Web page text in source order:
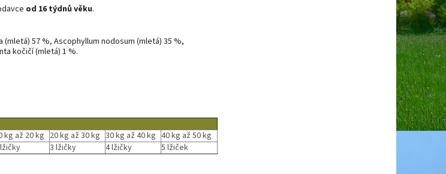
od 16 týdnů věku.
57 %, Ascophyllum nodosum (mletá) 35 %,
kočičí (mletá) 1 %.
kg až 20 kg 20 kg až 30 kg 30 kg až 40 kg 40 kg až 50 kg
3 lžičky 4 lžičky 5 lžiček